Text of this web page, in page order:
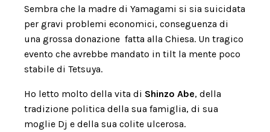
Sembra che la madre di Yamagami si sia suicidata
per gravi problemi economici, conseguenza di
una grossa donazione fatta alla Chiesa. Un tragico
evento che avrebbe mandato in tilt la mente poco
stabile di Tetsuya.
Ho letto molto della vita di Shinzo Abe, della
tradizione politica della sua famiglia, di sua
moglie Dj e della sua colite ulcerosa.